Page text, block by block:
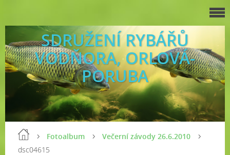
SDRUŽENÍ RYBÁŘŮ
VODŇORA, ORLOVÁ-
PORUBA
Fotoalbum
Večerní závody 26.6.2010
dsc04615